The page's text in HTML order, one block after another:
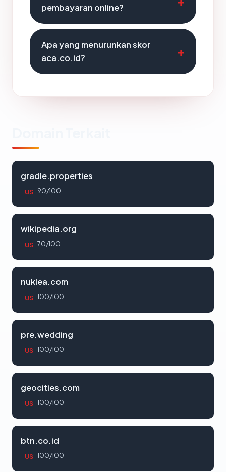
pembayaran online?
Apa yang menurunkan skor
aca.co.id?
gradle.properties
US 90/100
wikipedia.org
US 70/100
nuklea.com
US 100/100
pre.wedding
US 100/100
geocities.com
US 100/100
btn.co.id
US 100/100